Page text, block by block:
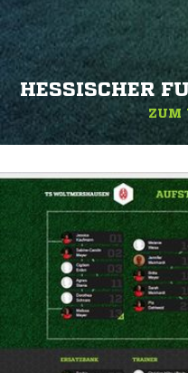
HESSISCHER
ZUM